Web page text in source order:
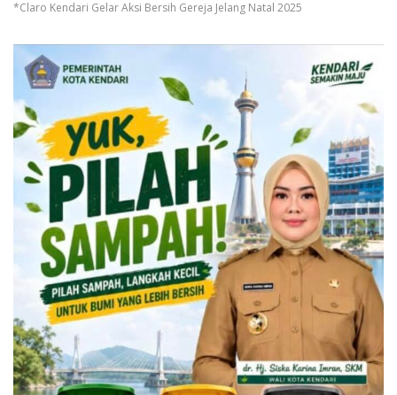
*Claro Kendari Gelar Aksi Bersih Gereja Jelang Natal 2025